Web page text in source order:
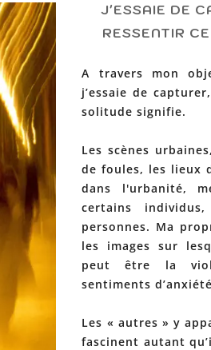
J'ESSAIE DE
RESSENTIR
A travers mon
j’essaie de
solitude signifie.
Les scènes
de foules, les lieux
dans l'urbanité,
certains
personnes. Ma
les images sur
peut être la
sentiments
Les « autres » y
fascinent autant